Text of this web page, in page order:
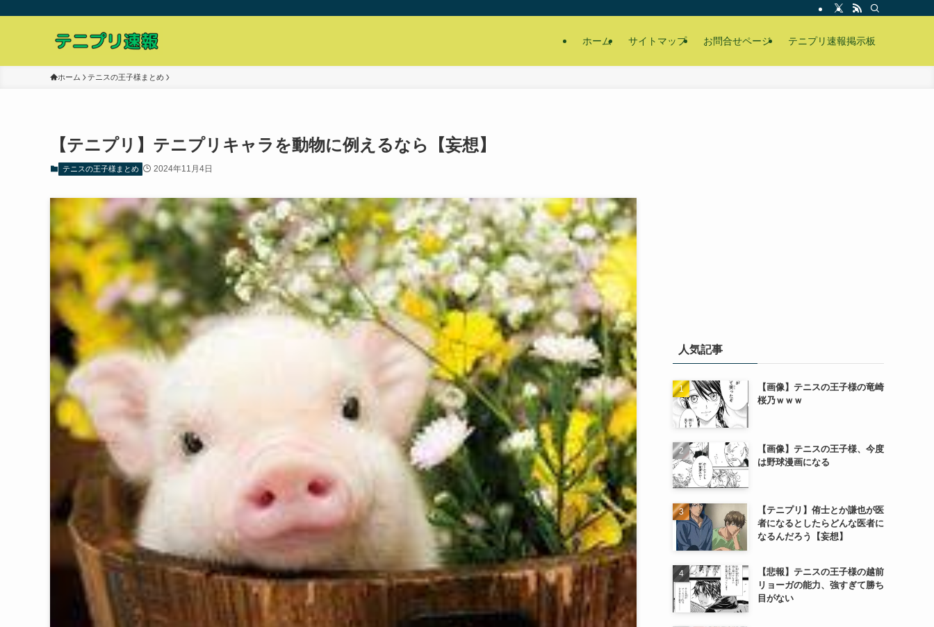
ホーム サイトマップ お問合せページ テニプリ速報掲示板
ホーム テニスの王子様まとめ
【テニプリ】テニプリキャラを動物に例えるなら【妄想】
テニスの王子様まとめ 2024年11月4日
人気記事
【画像】テニスの王子様の竜崎
桜乃ｗｗｗ
【画像】テニスの王子様、今度
は野球漫画になる
【テニプリ】侑士とか謙也が医
者になるとしたらどんな医者に
なるんだろう【妄想】
【悲報】テニスの王子様の越前
リョーガの能力、強すぎて勝ち
目がない